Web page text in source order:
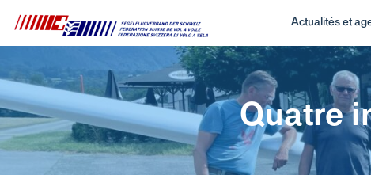
Actualités et
Quatre